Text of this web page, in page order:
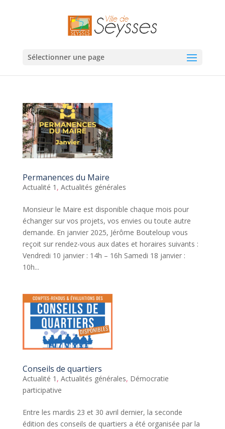
Sélectionner une page
Permanences du Maire
Actualité 1 , Actualités générales
Monsieur le Maire est disponible chaque mois pour
échanger sur vos projets, vos envies ou toute autre
demande. En janvier 2025, Jérôme Bouteloup vous
reçoit sur rendez-vous aux dates et horaires suivants :
Vendredi 10 janvier : 14h – 16h Samedi 18 janvier :
10h...
Conseils de quartiers
Actualité 1 , Actualités générales, Démocratie
participative
Entre les mardis 23 et 30 avril dernier, la seconde
édition des conseils de quartiers a été organisée par la